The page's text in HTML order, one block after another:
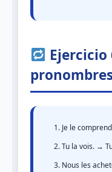
Ejercicio
Je le
Tu la vois. →
Nous les